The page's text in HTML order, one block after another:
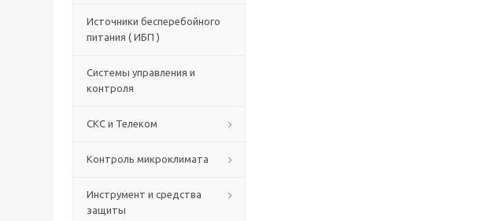
Источники бесперебойного
питания ( ИБП )
Системы управления и
контроля
СКС и Телеком
Контроль микроклимата
Инструмент и средства
защиты